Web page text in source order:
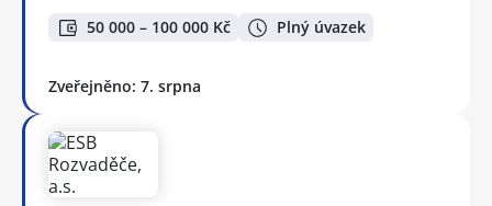
50 000 – 100 000 Kč Plný úvazek
Zveřejněno: 7. srpna